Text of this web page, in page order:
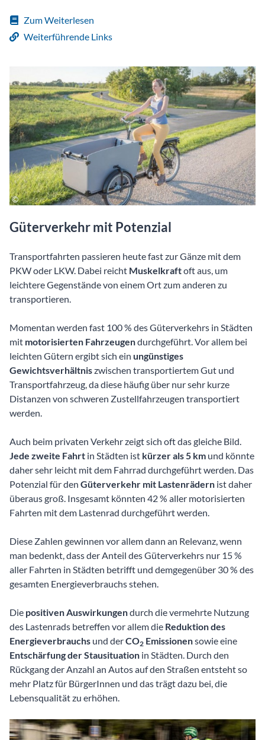
Zum Weiterlesen
Weiterführende Links
Güterverkehr mit Potenzial
Transportfahrten passieren heute fast zur Gänze mit dem
PKW oder LKW. Dabei reicht Muskelkraftoft aus, um
leichtere Gegenstände von einem Ort zum anderen zu
transportieren.
Momentan werden fast 100 % des Güterverkehrs in Städten
mit motorisierten Fahrzeugendurchgeführt. Vor allem bei
leichten Gütern ergibt sich ein ungünstiges
Gewichtsverhältniszwischen transportiertem Gut und
Transportfahrzeug, da diese häufig über nur sehr kurze
Distanzen von schweren Zustellfahrzeugen transportiert
werden.
Auch beim privaten Verkehr zeigt sich oft das gleiche Bild.
Jede zweite Fahrt in Städten ist kürzer als 5 km und könnte
daher sehr leicht mit dem Fahrrad durchgeführt werden. Das
Potenzial für den Güterverkehr mit Lastenrädern ist daher
überaus groß. Insgesamt könnten 42 % aller motorisierten
Fahrten mit dem Lastenrad durchgeführt werden.
Diese Zahlen gewinnen vor allem dann an Relevanz, wenn
man bedenkt, dass der Anteil des Güterverkehrs nur 15 %
aller Fahrten in Städten betrifft und demgegenüber 30 % des
gesamten Energieverbrauchs stehen.
Die positiven Auswirkungendurch die vermehrte Nutzung
des Lastenrads betreffen vor allem die Reduktion des
Energieverbrauchs und derCO2 Emissionensowie eine
Entschärfung der Stausituation in Städten. Durch den
Rückgang der Anzahl an Autos auf den Straßen entsteht so
mehr Platz für BürgerInnen und das trägt dazu bei, die
Lebensqualität zu erhöhen.